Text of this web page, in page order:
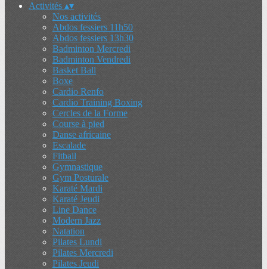
Activités ▴▾
Nos activités
Abdos fessiers 11h50
Abdos fessiers 13h30
Badminton Mercredi
Badminton Vendredi
Basket Ball
Boxe
Cardio Renfo
Cardio Training Boxing
Cercles de la Forme
Course à pied
Danse africaine
Escalade
Fitball
Gymnastique
Gym Posturale
Karaté Mardi
Karaté Jeudi
Line Dance
Modern Jazz
Natation
Pilates Lundi
Pilates Mercredi
Pilates Jeudi